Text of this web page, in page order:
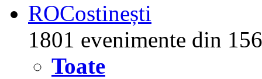
ROCostinești
1801 evenimente din
Toate